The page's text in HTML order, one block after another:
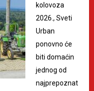
kolovoza
2026., Sveti
Urban
ponovno će
biti domaćin
jednog od
najprepoznat